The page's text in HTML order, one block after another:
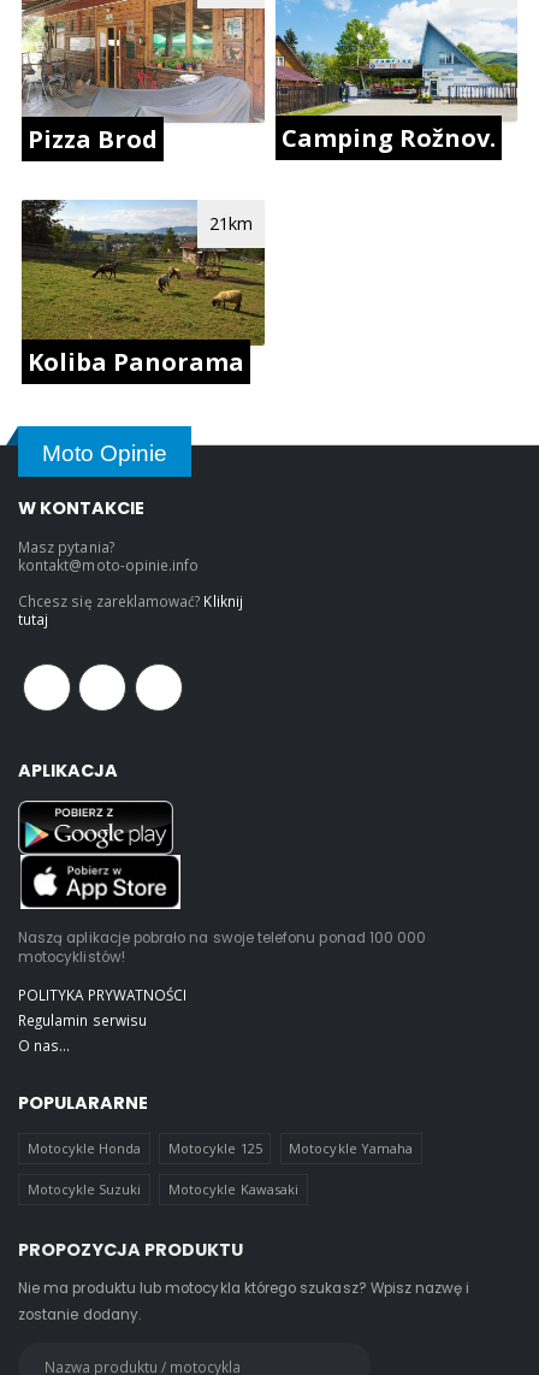
Pizza Brod
Koliba Panorama
21km
Camping Rožnov.
Moto Opinie
W KONTAKCIE
Masz pytania?
kontakt@moto-opinie.info
Chcesz się zareklamować? Kliknij
tutaj
APLIKACJA
Naszą aplikacje pobrało na swoje telefonu ponad 100 000
motocyklistów!
POLITYKA PRYWATNOŚCI
Regulamin serwisu
O nas...
POPULARARNE
Motocykle Honda Motocykle 125 Motocykle Yamaha
Motocykle Suzuki Motocykle Kawasaki
PROPOZYCJA PRODUKTU
Nie ma produktu lub motocykla którego szukasz? Wpisz nazwę i
zostanie dodany.